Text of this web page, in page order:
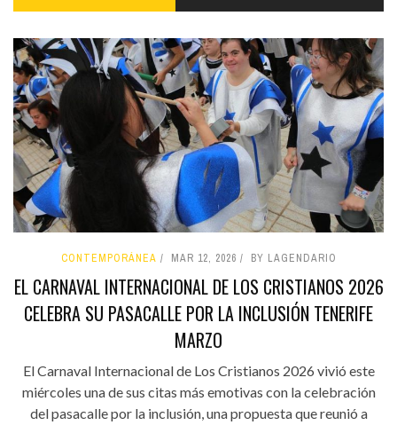
CONTEMPORÁNEA MAR 12, 2026 BY LAGENDARIO
EL CARNAVAL INTERNACIONAL DE LOS CRISTIANOS 2026
CELEBRA SU PASACALLE POR LA INCLUSIÓN TENERIFE
MARZO
El Carnaval Internacional de Los Cristianos 2026 vivió este
miércoles una de sus citas más emotivas con la celebración
del pasacalle por la inclusión, una propuesta que reunió a